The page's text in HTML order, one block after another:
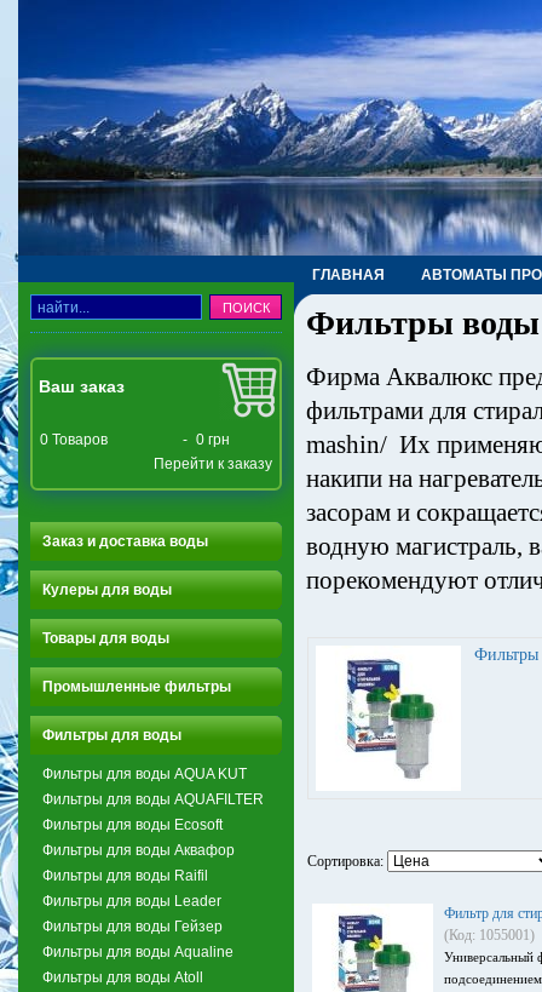
ГЛАВНАЯ АВТОМАТЫ
ТРУБЫ, ФИТИНГИ, КРАНЫ
Ваш заказ
0 Товаров - 0 грн
Перейти к заказу
Заказ и доставка воды
Кулеры для воды
Товары для воды
Промышленные фильтры
Фильтры для воды
Фильтры для воды AQUA KUT
Фильтры для воды AQUAFILTER
Фильтры для воды Ecosoft
Фильтры для воды Аквафор
Фильтры для воды Raifil
Фильтры для воды Leader
Фильтры для воды Гейзер
Фильтры для воды Aqualine
Фильтры для воды Atoll
Фильтры
Фирма Аквалюкс
фильтрами для
mashin/ Их
накипи на
засорам и
водную магистраль,
порекомендуют
Фильтры
Сортировка:
Фильтр для
(Код: 1055001)
Универсальный